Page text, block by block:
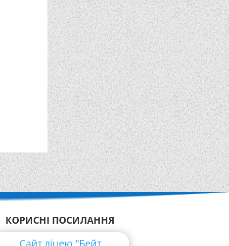
КОРИСНІ ПОСИЛАННЯ
Сайт ліцею "Бейт